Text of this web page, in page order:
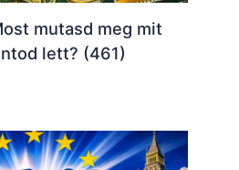
mutasd meg mit
lett? (461)